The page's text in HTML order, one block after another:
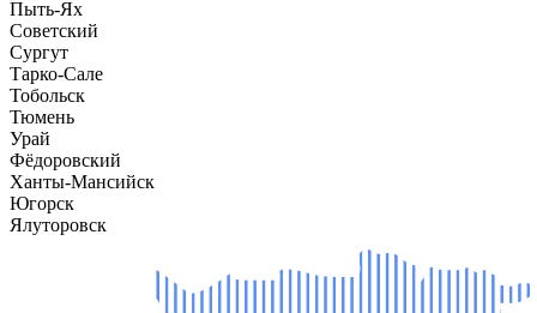
Пыть-Ях
Советский
Сургут
Тарко-Сале
Тобольск
Тюмень
Урай
Фёдоровский
Ханты-Мансийск
Югорск
Ялуторовск